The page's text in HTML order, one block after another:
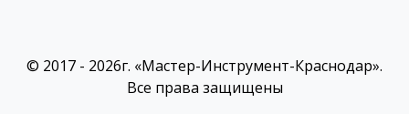
© 2017 - 2026г. «Мастер-Инструмент-Краснодар».
Все права защищены